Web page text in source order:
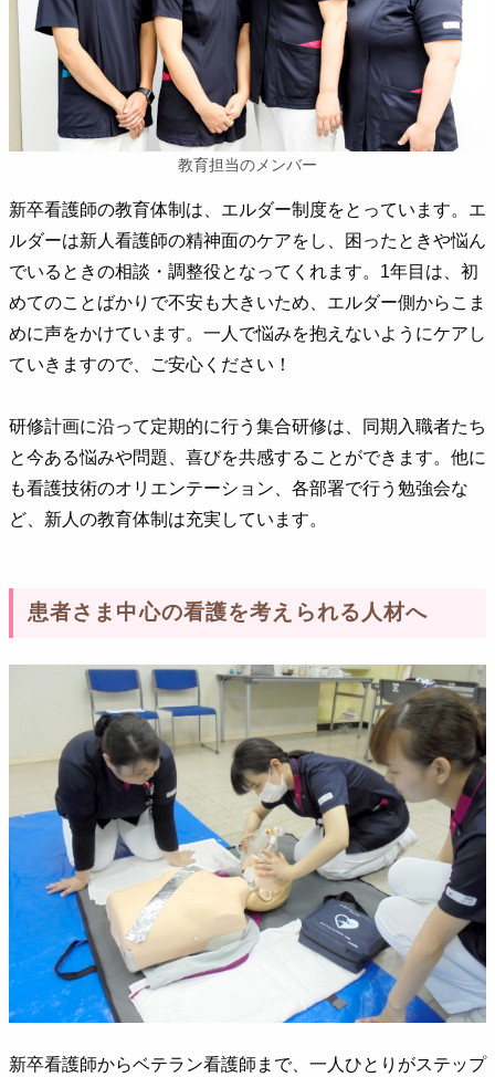
教育担当のメンバー
新卒看護師の教育体制は、エルダー制度をとっています。エ
ルダーは新人看護師の精神面のケアをし、困ったときや悩ん
でいるときの相談・調整役となってくれます。1年目は、初
めてのことばかりで不安も大きいため、エルダー側からこま
めに声をかけています。一人で悩みを抱えないようにケアし
ていきますので、ご安心ください！
研修計画に沿って定期的に行う集合研修は、同期入職者たち
と今ある悩みや問題、喜びを共感することができます。他に
も看護技術のオリエンテーション、各部署で行う勉強会な
ど、新人の教育体制は充実しています。
患者さま中心の看護を考えられる人材へ
新卒看護師からベテラン看護師まで、一人ひとりがステップ